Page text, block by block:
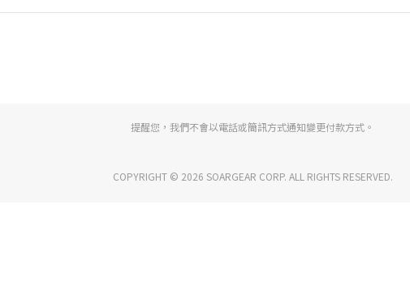
提醒您，我們不會以電話或簡訊方式通知變更付款方式。
COPYRIGHT © 2026 SOARGEAR CORP. ALL RIGHTS RESERVED.